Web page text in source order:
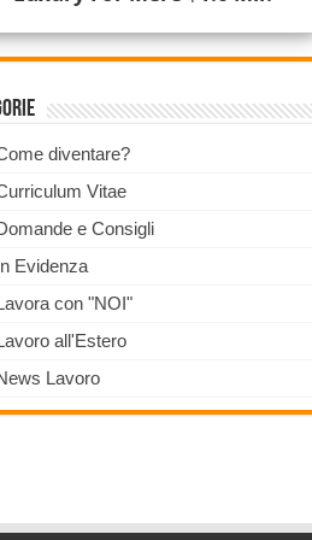
diventare?
Vitae
e Consigli
Evidenza
con "NOI"
all'Estero
Lavoro